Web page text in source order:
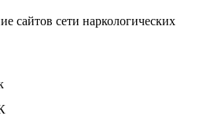
сайтов сети наркологических